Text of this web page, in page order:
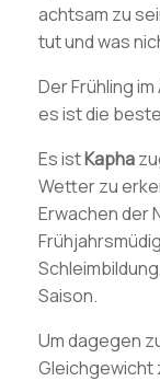
achtsam zu
tut und was
Der Frühling
es ist die
Es istKapha
Wetter zu
Erwachen der
Saison.
Um dagegen
Gleichgewicht